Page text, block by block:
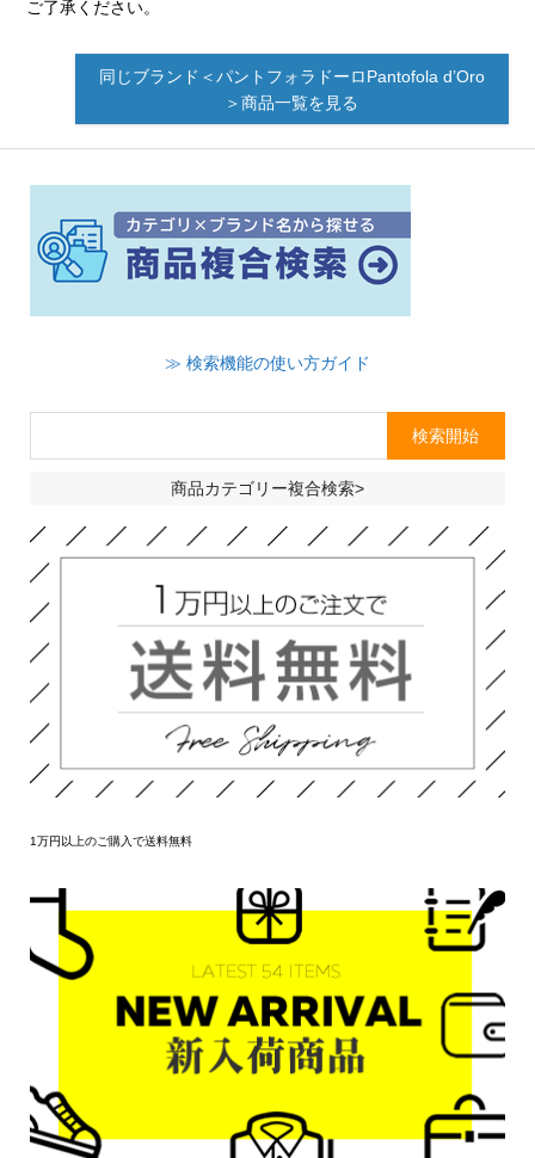
ご了承ください。
同じブランド＜パントフォラドーロPantofola d’Oro
＞商品一覧を見る
≫ 検索機能の使い方ガイド
商品カテゴリー複合検索>
1万円以上のご購入で送料無料